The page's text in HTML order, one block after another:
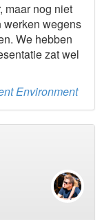
maar nog niet
werken wegens
We hebben
zat wel
Environment